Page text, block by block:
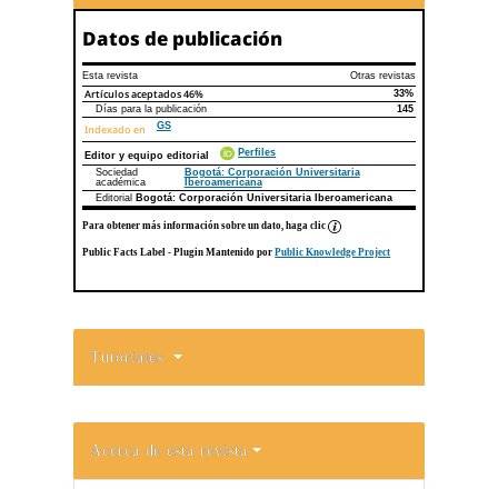
Datos de publicación
Esta revista Otras revistas
Artículos aceptados46%
33%
Días para la publicación
145
Indexado en GS
Editor y equipo editorial
Perfiles
Sociedad
académica
Bogotá: Corporación Universitaria
Iberoamericana
Editorial
Bogotá: Corporación Universitaria Iberoamericana
Para obtener más información sobre un dato, haga clic
Public Facts Label - Plugin Mantenido porPublic Knowledge Project
Tutoriales
Acerca de esta revista